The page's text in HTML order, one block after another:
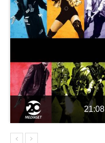
21:08